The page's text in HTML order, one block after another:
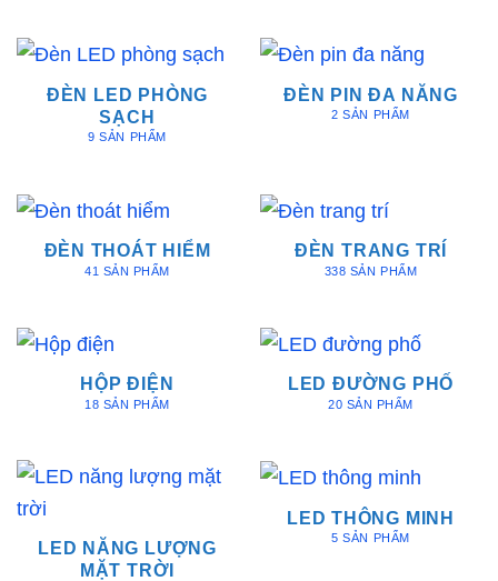
ĐÈN LED PHÒNG
SẠCH
9 SẢN PHẨM
ĐÈN PIN ĐA NĂNG
2 SẢN PHẨM
ĐÈN THOÁT HIỂM
41 SẢN PHẨM
ĐÈN TRANG TRÍ
338 SẢN PHẨM
HỘP ĐIỆN
18 SẢN PHẨM
LED ĐƯỜNG PHỐ
20 SẢN PHẨM
LED NĂNG LƯỢNG
MẶT TRỜI
LED THÔNG MINH
5 SẢN PHẨM